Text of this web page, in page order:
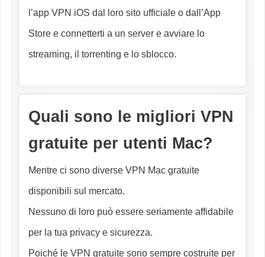
l’app VPN iOS dal loro sito ufficiale o dall’App
Store e connetterti a un server e avviare lo
streaming, il torrenting e lo sblocco.
Quali sono le migliori VPN
gratuite per utenti Mac?
Mentre ci sono diverse VPN Mac gratuite
disponibili sul mercato.
Nessuno di loro può essere seriamente affidabile
per la tua privacy e sicurezza.
Poiché le VPN gratuite sono sempre costruite per